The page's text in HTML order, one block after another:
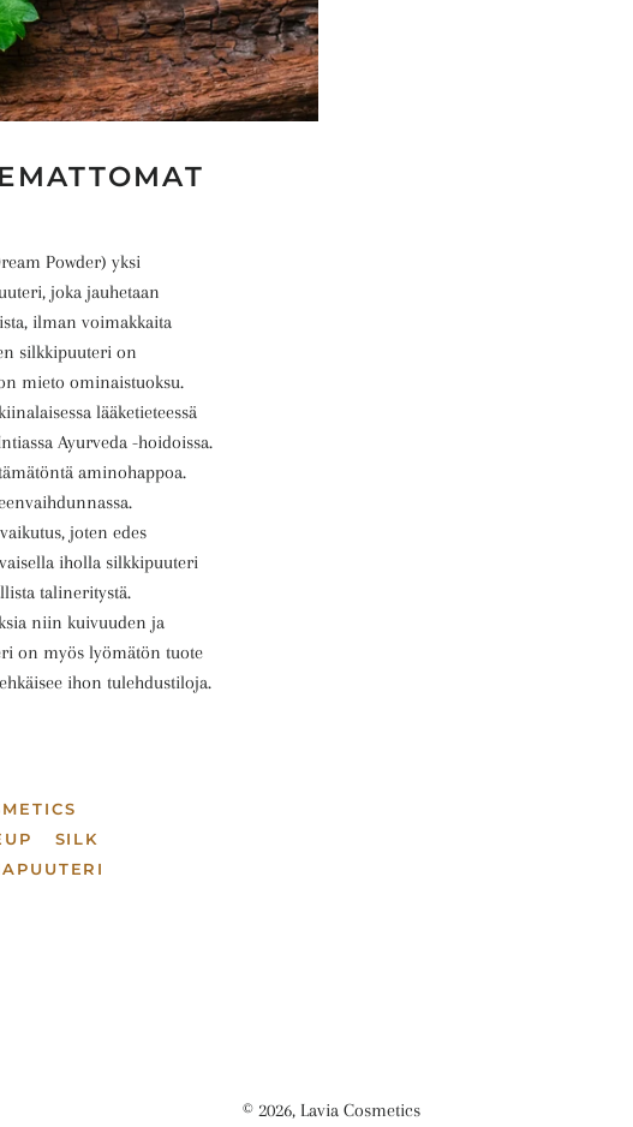
Powder) yksi
joka jauhetaan
ilman voimakkaita
silkkipuuteri on
mieto ominaistuoksu.
lääketieteessä
Ayurveda -hoidoissa.
aminohappoa.
joten edes
iholla silkkipuuteri
talineritystä.
niin kuivuuden ja
on myös lyömätön tuote
ihon tulehdustiloja.
SILK
© 2026, Lavia Cosmetics